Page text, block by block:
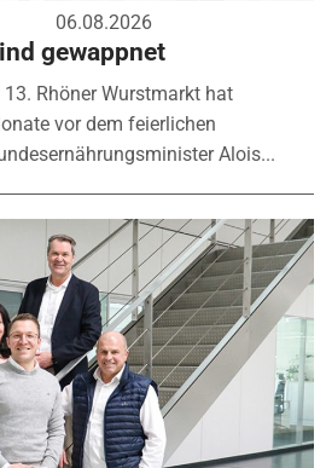
06.08.2026
gewappnet
Rhöner Wurstmarkt hat
vor dem feierlichen
Alois...